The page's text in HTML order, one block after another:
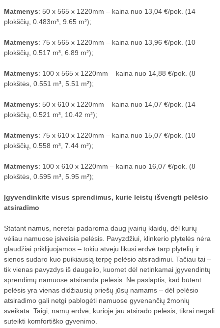
VALYMO ĮRENGINIAI
BIO BAKTERIJOS
Matmenys: 50 x 565 x 1220mm – kaina nuo 13,04 €/pok. (14
plokščių, 0.483m³, 9.65 m²);
Matmenys: 75 x 565 x 1220mm – kaina nuo 13,96 €/pok. (10
plokščių, 0.517 m³, 6.89 m²);
Matmenys: 100 x 565 x 1220mm – kaina nuo 14,88 €/pok. (8
plokštės, 0.551 m³, 5.51 m²);
Matmenys: 50 x 610 x 1220mm – kaina nuo 14,07 €/pok. (14
plokščių, 0.521 m³, 10.42 m²);
Matmenys: 75 x 610 x 1220mm – kaina nuo 15,07 €/pok. (10
plokščių, 0.558 m³, 7.44 m²);
Matmenys: 100 x 610 x 1220mm – kaina nuo 16,07 €/pok. (8
plokštės, 0.595 m³, 5.95 m²);
Įgyvendinkite visus sprendimus, kurie leistų išvengti pelėsio
atsiradimo
Statant namus, neretai padaroma daug įvairių klaidų, dėl kurių
vėliau namuose įsiveisia pelėsis. Pavyzdžiui, klinkerio plytelės nėra
glaudžiai priklijuojamos – tokiu atveju likusi erdvė tarp plytelių ir
sienos sudaro kuo puikiausią terpę pelėsio atsiradimui. Tačiau tai –
tik vienas pavyzdys iš daugelio, kuomet dėl netinkamai įgyvendintų
sprendimų namuose atsiranda pelėsis. Ne paslaptis, kad būtent
pelėsis yra vienas didžiausių priešų jūsų namams – dėl pelėsio
atsiradimo gali netgi pablogėti namuose gyvenančių žmonių
sveikata. Taigi, namų erdvė, kurioje jau atsirado pelėsis, tikrai negali
suteikti komfortiško gyvenimo.